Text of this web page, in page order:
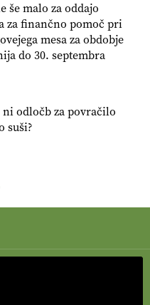
še malo za oddajo
za finančno pomoč pri
mesa za obdobje
do 30. septembra
ni odločb za povračilo
suši?